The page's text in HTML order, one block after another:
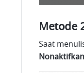
Metode
Saat
Nonaktifkan